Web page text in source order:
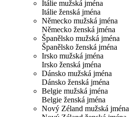
Itálie mužská jména
Itálie ženská jména
Německo mužská jména
Německo ženská jména
Španělsko mužská jména
Španělsko ženská jména
Irsko mužská jména
Irsko ženská jména
Dánsko mužská jména
Dánsko ženská jména
Belgie mužská jména
Belgie ženská jména
Nový Zéland mužská jména